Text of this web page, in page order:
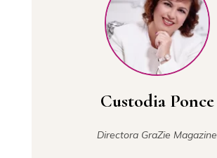
Custodia Ponce
Directora GraZie Magazine